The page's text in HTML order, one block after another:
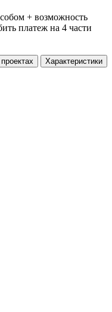
+ возможность
платеж на 4 части
проектах Характеристики